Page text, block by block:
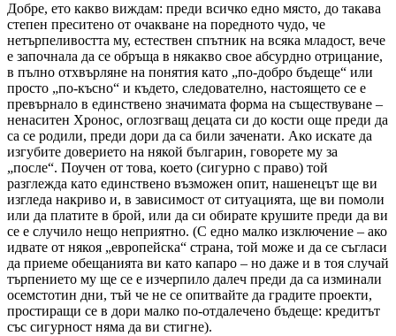
Добре, ето какво виждам: преди всичко едно място, до такава
степен преситено от очакване на поредното чудо, че
нетърпеливостта му, естествен спътник на всяка младост, вече
е започнала да се обръща в някакво свое абсурдно отрицание,
в пълно отхвърляне на понятия като „по-добро бъдеще“ или
просто „по-късно“ и където, следователно, настоящето се е
превърнало в единствено значимата форма на съществуване –
ненаситен Хронос, оглозгващ децата си до кости още преди да
са се родили, преди дори да са били заченати. Ако искате да
изгубите доверието на някой българин, говорете му за
„после“. Поучен от това, което (сигурно с право) той
разглежда като единствено възможен опит, нашенецът ще ви
изгледа накриво и, в зависимост от ситуацията, ще ви помоли
или да платите в брой, или да си обирате крушите преди да ви
се е случило нещо неприятно. (С едно малко изключение – ако
идвате от някоя „европейска“ страна, той може и да се съгласи
да приеме обещанията ви като капаро – но даже и в тоя случай
търпението му ще се е изчерпило далеч преди да са изминали
осемстотин дни, тъй че не се опитвайте да градите проекти,
простиращи се в дори малко по-отдалечено бъдеще: кредитът
със сигурност няма да ви стигне).